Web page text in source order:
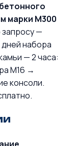
марки М300
—
дней набора
— 2 часа:
М16 →
консоли.